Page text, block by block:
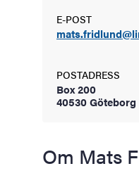
och innovation
universitetet
hos oss
och värderingar
E-POST
POSTADRESS
Box 200
40530 Göteborg
Om Mats